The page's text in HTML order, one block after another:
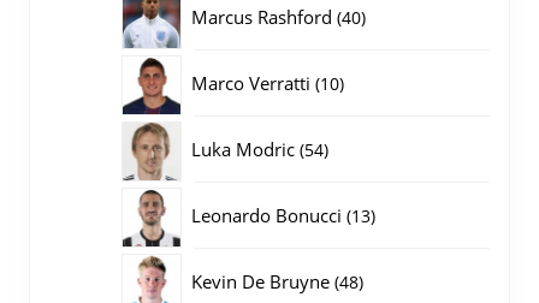
Marcus Rashford 4040
Marco Verratti 1010
Luka Modric 5454
Leonardo Bonucci 1313
Kevin De Bruyne 4848